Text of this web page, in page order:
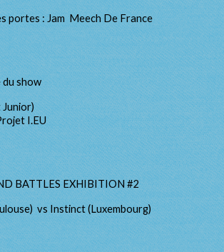
portes : Jam Meech De France
show
Junior)
I.EU
BATTLES EXHIBITION #2
vs Instinct (Luxembourg)